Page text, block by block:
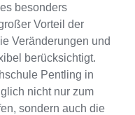
besonders
Vorteil der
Veränderungen und
berücksichtigt.
Pentling in
nicht nur zum
sondern auch die